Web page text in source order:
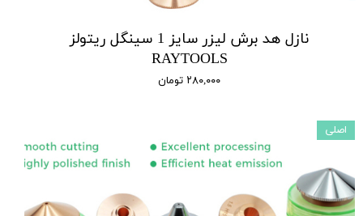
نازل هد برش لیزر سایز 1 سینگل ریتولز
RAYTOOLS
۲۸۰,۰۰۰ تومان
اصلی